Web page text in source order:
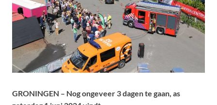
GRONINGEN – Nog ongeveer 3 dagen te gaan, as